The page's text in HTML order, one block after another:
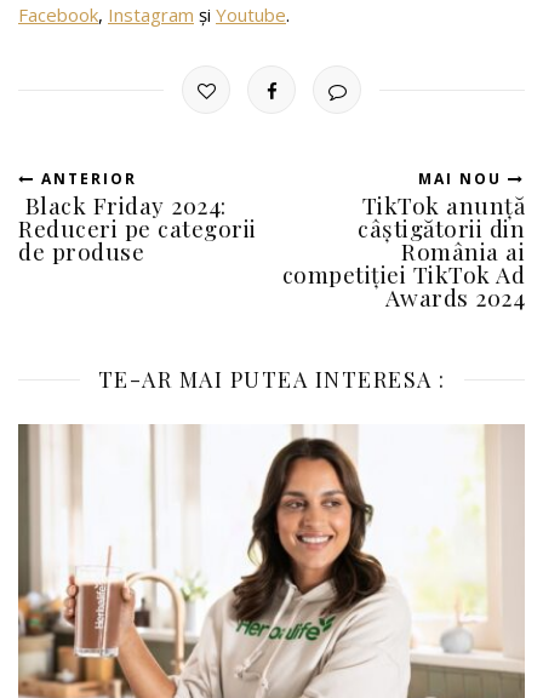
Facebook, Instagram și Youtube.
ANTERIOR
Black Friday 2024:
Reduceri pe categorii
de produse
MAI NOU
TikTok anunță
câștigătorii din
România ai
competiției TikTok Ad
Awards 2024
TE-AR MAI PUTEA INTERESA :